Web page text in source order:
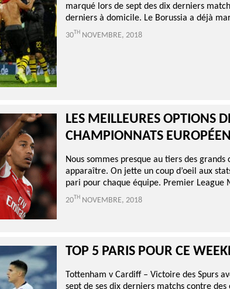
marqué lors de sept des dix derniers
derniers à domicile. Le Borussia a déjà
30TH NOVEMBRE, 2018
LES MEILLEURES OPTIONS
CHAMPIONNATS
Nous sommes presque au tiers des
apparaître. On jette un coup d’oeil aux
pari pour chaque équipe. Premier League
20TH NOVEMBRE, 2018
TOP 5 PARIS POUR CE
Tottenham v Cardiff – Victoire des Spurs
sept de ses dix derniers matchs contre